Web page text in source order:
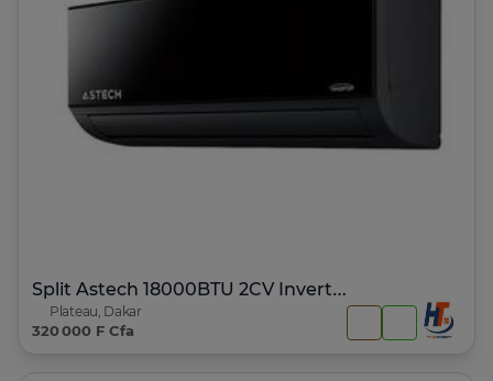
Split Astech 18000BTU 2CV Inverter platinum
Plateau, Dakar
320 000 F Cfa